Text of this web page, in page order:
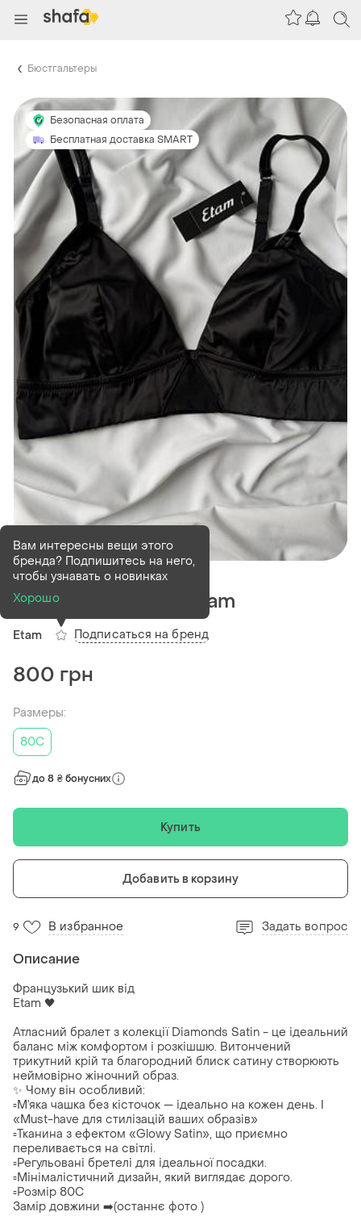
Бюстгальтеры
Безопасная оплата
Бесплатная доставка SMART
В наличии 1 шт
Топ/бюстгалетер etam
Etam
Вам интересны вещи этого
бренда? Подпишитесь на него,
чтобы узнавать о новинках
Хорошо
Подписаться на бренд
800 грн
Размеры:
80C
до 8 ₴ бонусних
Купить
Добавить в корзину
9 В избранное Задать вопрос
Описание
Французький шик від
Etam 🖤
Атласний бралет з колекції Diamonds Satin - це ідеальний
баланс між комфортом і розкішшю. Витончений
трикутний крій та благородний блиск сатину створюють
неймовірно жіночний образ.
✨ Чому він особливий:
▫️М’яка чашка без кісточок — ідеально на кожен день. І
«Must-have для стилізацій ваших образів»
▫️Тканина з ефектом «Glowy Satin», що приємно
переливається на світлі.
▫️Регульовані бретелі для ідеальної посадки.
▫️Мінімалістичний дизайн, який виглядає дорого.
▫️Розмір 80С
Замір довжини ➡️(останнє фото )